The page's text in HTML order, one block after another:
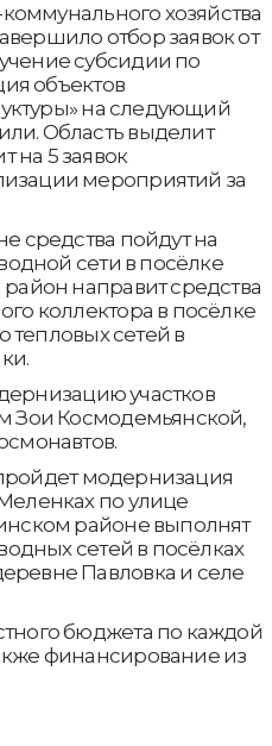
хозяйства
отбор заявок от
субсидии по
объектов
на следующий
Область выделит
на 5 заявок
мероприятий за
средства пойдут на
сети в посёлке
направит средства
коллектора в посёлке
сетей в
участков
Зои Космодемьянской,
модернизация
по улице
районе выполнят
сетей в посёлках
Павловка и селе
бюджета по каждой
финансирование из